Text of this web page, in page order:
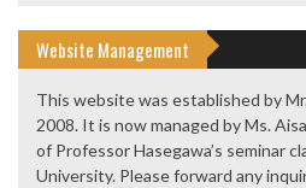
Website Management
This website was established by
2008. It is now managed by Ms.
of Professor Hasegawa’s seminar
University. Please forward any